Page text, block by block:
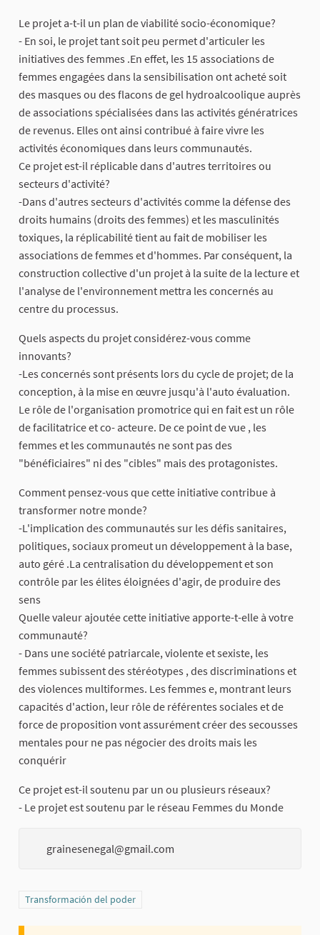
Le projet a-t-il un plan de viabilité socio-économique?
- En soi, le projet tant soit peu permet d'articuler les
initiatives des femmes .En effet, les 15 associations de
femmes engagées dans la sensibilisation ont acheté soit
des masques ou des flacons de gel hydroalcoolique auprès
de associations spécialisées dans las activités génératrices
de revenus. Elles ont ainsi contribué à faire vivre les
activités économiques dans leurs communautés.
Ce projet est-il réplicable dans d'autres territoires ou
secteurs d'activité?
-Dans d'autres secteurs d'activités comme la défense des
droits humains (droits des femmes) et les masculinités
toxiques, la réplicabilité tient au fait de mobiliser les
associations de femmes et d'hommes. Par conséquent, la
construction collective d'un projet à la suite de la lecture et
l'analyse de l'environnement mettra les concernés au
centre du processus.
Quels aspects du projet considérez-vous comme
innovants?
-Les concernés sont présents lors du cycle de projet; de la
conception, à la mise en œuvre jusqu'à l'auto évaluation.
Le rôle de l'organisation promotrice qui en fait est un rôle
de facilitatrice et co- acteure. De ce point de vue , les
femmes et les communautés ne sont pas des
"bénéficiaires" ni des "cibles" mais des protagonistes.
Comment pensez-vous que cette initiative contribue à
transformer notre monde?
-L'implication des communautés sur les défis sanitaires,
politiques, sociaux promeut un développement à la base,
auto géré .La centralisation du développement et son
contrôle par les élites éloignées d'agir, de produire des
sens
Quelle valeur ajoutée cette initiative apporte-t-elle à votre
communauté?
- Dans une société patriarcale, violente et sexiste, les
femmes subissent des stéréotypes , des discriminations et
des violences multiformes. Les femmes e, montrant leurs
capacités d'action, leur rôle de référentes sociales et de
force de proposition vont assurément créer des secousses
mentales pour ne pas négocier des droits mais les
conquérir
Ce projet est-il soutenu par un ou plusieurs réseaux?
- Le projet est soutenu par le réseau Femmes du Monde
grainesenegal@gmail.com
Filter results for category: Transformación del poder
Transformación del poder